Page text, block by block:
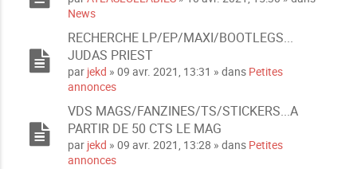
News
RECHERCHE LP/EP/MAXI/BOOTLEGS...
JUDAS PRIEST
par jekd » 09 avr. 2021, 13:31 » dans Petites
annonces
VDS MAGS/FANZINES/TS/STICKERS...A
PARTIR DE 50 CTS LE MAG
par jekd » 09 avr. 2021, 13:28 » dans Petites
annonces